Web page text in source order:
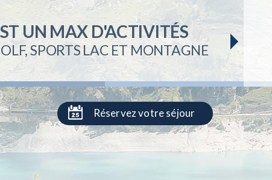
TIGNES & VAL D'ISÈRE
LE DOMAINE RELIÉ
UN MAX D'ACTIVITÉS
SPORTS LAC ET MONTAGNE
Réservez votre séjour